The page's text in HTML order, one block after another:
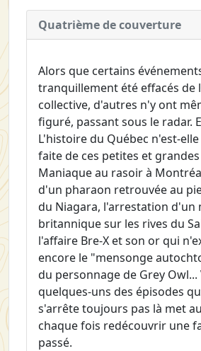
Quatrième de couverture
Alors que certains
tranquillement été effacés de
collective, d'autres n'y ont
figuré, passant sous le radar.
L'histoire du Québec n'est-
faite de ces petites et
Maniaque au rasoir à
d'un pharaon retrouvée au
du Niagara, l'arrestation d'un
britannique sur les rives du
l'affaire Bre-X et son or qui
encore le "mensonge
du personnage de Grey Owl...
quelques-uns des épisodes
s'arrête toujours pas là met
chaque fois redécouvrir une
passé.